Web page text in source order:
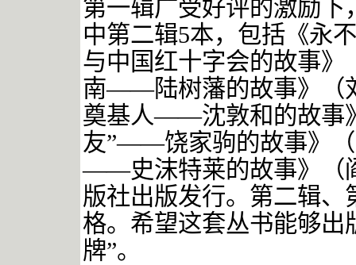
第一辑广受好评的激励
中第二辑5本，包括《永
与中国红十字会的故事》
南——陆树藩的故事》（
奠基人——沈敦和的故事
友”——饶家驹的故事》（
——史沫特莱的故事》（
版社出版发行。第二辑
格。希望这套丛书能够出
牌”。